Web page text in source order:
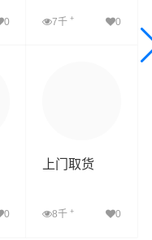
0 7千 + 0
0
上门取货
8千 + 0